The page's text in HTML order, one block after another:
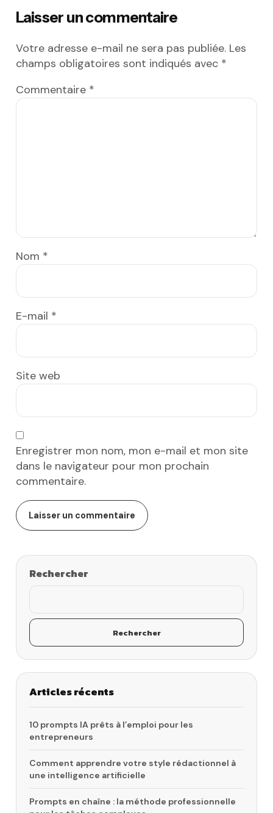
Laisser un commentaire
Votre adresse e-mail ne sera pas publiée. Les
champs obligatoires sont indiqués avec *
Commentaire *
Nom *
E-mail *
Site web
Enregistrer mon nom, mon e-mail et mon site
dans le navigateur pour mon prochain
commentaire.
Rechercher
Rechercher
Articles récents
10 prompts IA prêts à l’emploi pour les
entrepreneurs
Comment apprendre votre style rédactionnel à
une intelligence artificielle
Prompts en chaîne : la méthode professionnelle